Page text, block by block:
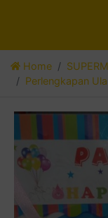
Home
Perlengkapan